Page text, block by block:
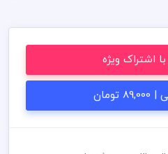
با اشتراک ویژه
باز و با فرمت فتوشاپ می باشد
فتوشاپ استفاده نمائید
موجود در وب سایت میهن پی اس
در سراسر کشور دریافت نمائید
به صورت به صرفه می توانید از بسته